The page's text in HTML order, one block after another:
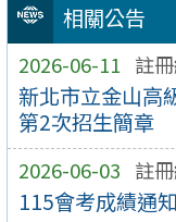
相關公告
2026-06-11 註
新北市立金山高
第2次招生簡章
2026-06-03 註
115會考成績通